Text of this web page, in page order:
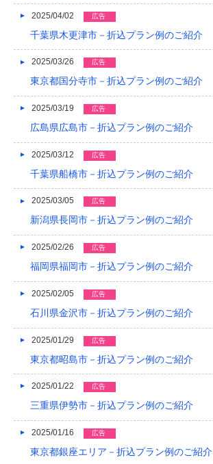
2014/07
2014/06
2014/05
2014/04
2014/03
2013/12
2013/11
2013/09
2013/08
2013/07
2013/06
2013/03
2013/02
2025/04/02 広告
千葉県木更津市－折込プラン例のご紹介
2025/03/26 広告
東京都国分寺市－折込プラン例のご紹介
2025/03/19 広告
広島県広島市－折込プラン例のご紹介
2025/03/12 広告
千葉県船橋市－折込プラン例のご紹介
2025/03/05 広告
新潟県長岡市－折込プラン例のご紹介
2025/02/26 広告
福岡県福岡市－折込プラン例のご紹介
2025/02/05 広告
石川県金沢市－折込プラン例のご紹介
2025/01/29 広告
東京都昭島市－折込プラン例のご紹介
2025/01/22 広告
三重県伊勢市－折込プラン例のご紹介
2025/01/16 広告
東京都銀座エリア－折込プラン例のご紹介